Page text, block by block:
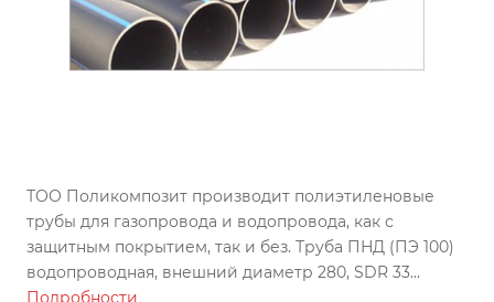
ТОО Поликомпозит производит полиэтиленовые
трубы для газопровода и водопровода, как с
защитным покрытием, так и без. Труба ПНД (ПЭ 100)
водопроводная, внешний диаметр 280, SDR 33
изготовлена по ГОСТу, может использоваться во всех
Подробности